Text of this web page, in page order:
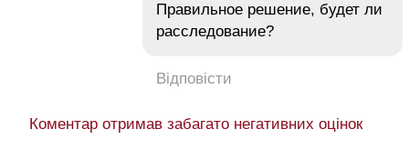
Правильное решение, будет ли
расследование?
Відповісти
Коментар отримав забагато негативних оцінок